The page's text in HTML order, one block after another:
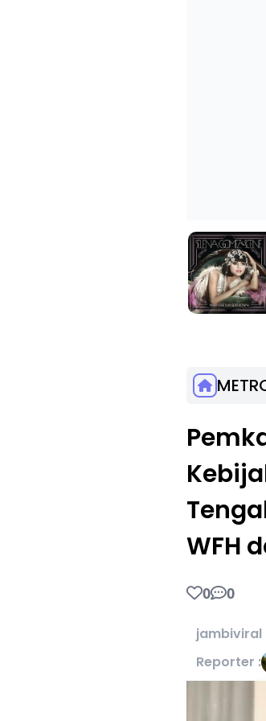
WFH
0 0
jambiviral
Reporter :